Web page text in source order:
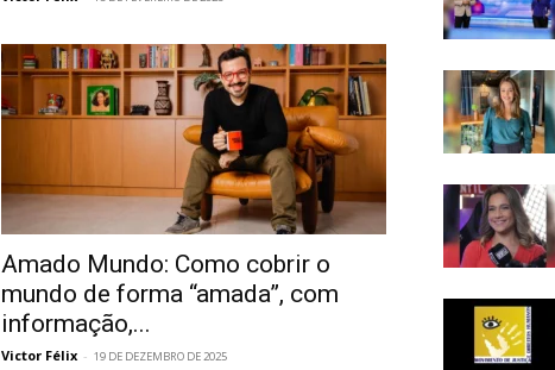
Amado Mundo: Como cobrir o
mundo de forma “amada”, com
informação,...
Victor Félix - 19 DE DEZEMBRO DE 2025